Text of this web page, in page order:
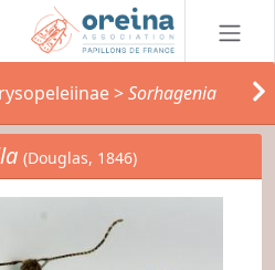
>Sorhagenia
(Douglas, 1846)